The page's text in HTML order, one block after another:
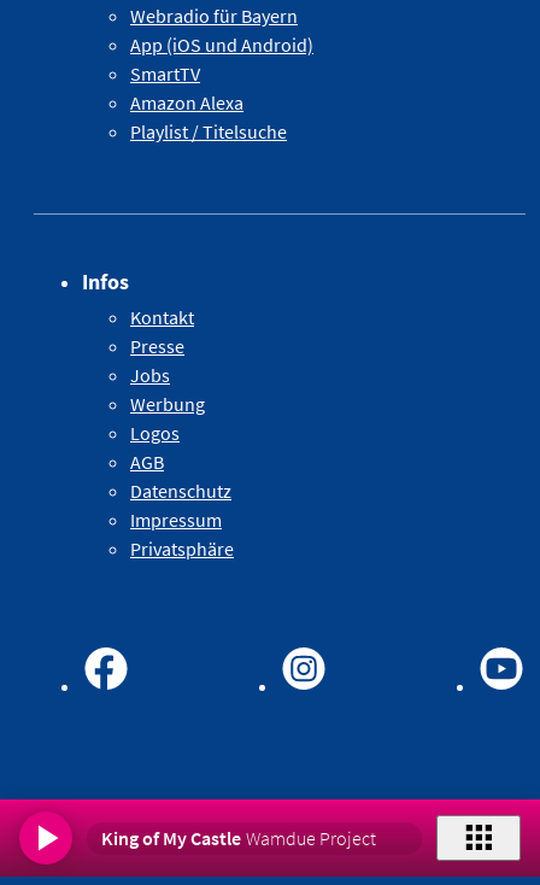
Webradio für Bayern
App (iOS und Android)
SmartTV
Amazon Alexa
Playlist / Titelsuche
Infos
Kontakt
Presse
Jobs
Werbung
Logos
AGB
Datenschutz
Impressum
Privatsphäre
King of My Castle Wamdue Project